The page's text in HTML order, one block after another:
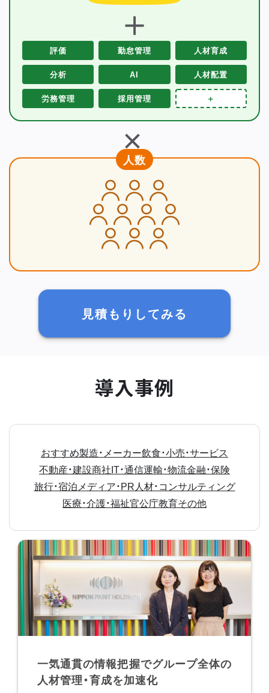
＋
評価 勤怠管理 人材育成
分析 AI 人材配置
労務管理 採用管理 ＋
＋
人数
見積もりしてみる
導入事例
おすすめ製造・メーカー飲食・小売・サービス
不動産・建設商社IT・通信運輸・物流金融・保険
旅行・宿泊 メディア・PR人材・コンサルティング
医療・介護・福祉官公庁教育その他
一気通貫の情報把握でグループ全体の
人材管理・育成を加速化